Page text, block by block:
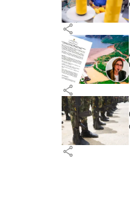
share
share
share